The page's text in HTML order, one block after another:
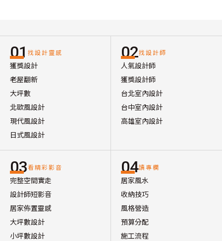
01 找設計靈感
獲獎設計
老屋翻新
大坪數
北歐風設計
現代風設計
日式風設計
02找設計師
人氣設計師
獲獎設計師
台北室內設計
台中室內設計
高雄室內設計
03看精彩影音
完整空間實走
設計師短影音
居家佈置靈感
大坪數設計
小坪數設計
04讀專欄
居家風水
收納技巧
風格營造
預算分配
施工流程